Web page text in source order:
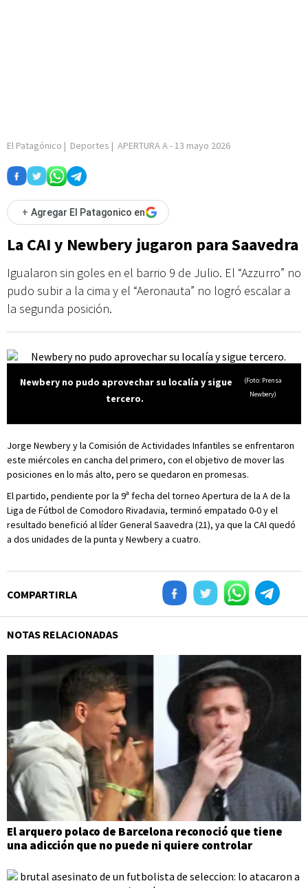
El Patagónico | Deportes | APERTURA A- 13 mayo 2026
+ Agregar El Patagonico en
La CAI y Newbery jugaron para Saavedra
Igualaron sin goles en el barrio 9 de Julio. El “Azzurro” no
pudo subir a la cima y el “Aeronauta” no logró escalar a
la segunda posición.
Newbery no pudo aprovechar su localía y sigue
tercero.
(Foto: Prensa
Newbery)
Jorge Newbery y la Comisión de Actividades Infantiles se enfrentaron
este miércoles en cancha del primero, con el objetivo de mover las
posiciones en lo más alto, pero se quedaron en promesas.
El partido, pendiente por la 9ª fecha del torneo Apertura de la A de la
Liga de Fútbol de Comodoro Rivadavia, terminó empatado 0-0 y el
resultado benefició al líder General Saavedra (21), ya que la CAI quedó
a dos unidades de la punta y Newbery a cuatro.
COMPARTIRLA
NOTAS RELACIONADAS
El arquero polaco de Barcelona reconoció que tiene
una adicción que no puede ni quiere controlar